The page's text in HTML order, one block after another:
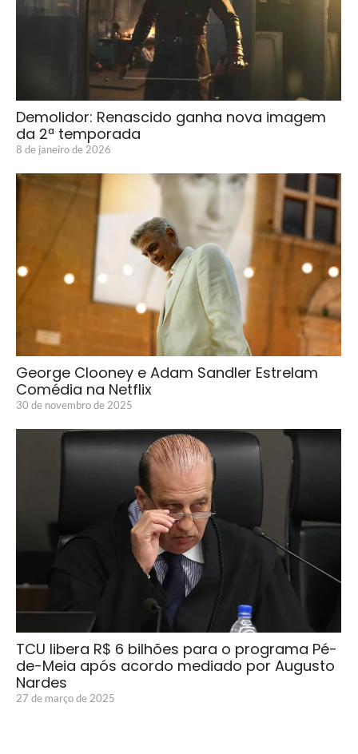
Demolidor: Renascido ganha nova imagem
da 2ª temporada
8 de janeiro de 2026
George Clooney e Adam Sandler Estrelam
Comédia na Netflix
30 de novembro de 2025
TCU libera R$ 6 bilhões para o programa Pé-
de-Meia após acordo mediado por Augusto
Nardes
27 de março de 2025